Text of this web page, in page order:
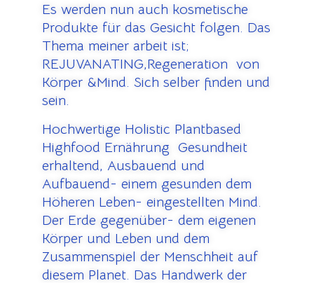
Es werden nun auch kosmetische
Produkte für das Gesicht folgen. Das
Thema meiner arbeit ist;
REJUVANATING,Regeneration von
Körper &Mind. Sich selber finden und
sein.
Hochwertige Holistic Plantbased
Highfood Ernährung Gesundheit
erhaltend, Ausbauend und
Aufbauend- einem gesunden dem
Höheren Leben- eingestellten Mind.
Der Erde gegenüber- dem eigenen
Körper und Leben und dem
Zusammenspiel der Menschheit auf
diesem Planet. Das Handwerk der